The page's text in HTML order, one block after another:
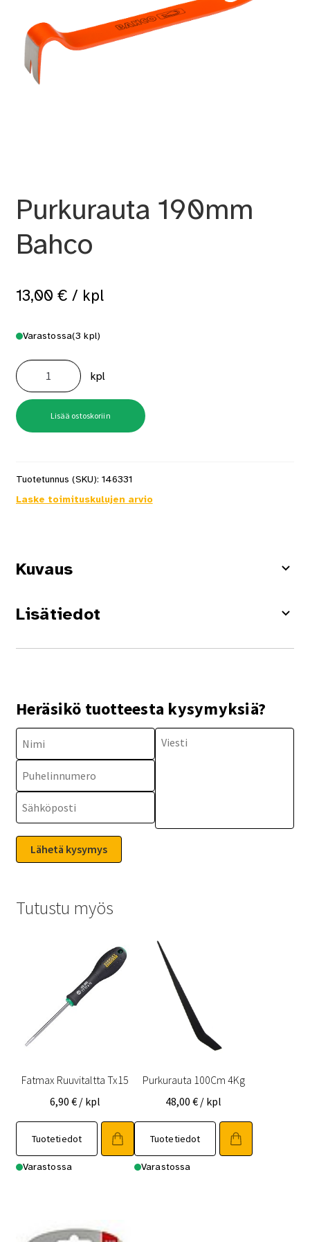
Purkurauta 190mm
Bahco
13,00 € / kpl
Varastossa(3 kpl)
Purkurauta
190mm
Bahco
määrä
kpl
Lisää ostoskoriin
Tuotetunnus (SKU): 146331
Laske toimituskulujen arvio
Kuvaus
Lisätiedot
Heräsikö tuotteesta kysymyksiä?
Tutustu myös
Fatmax Ruuvitaltta Tx15
6,90 € / kpl
Tuotetiedot
Varastossa
Purkurauta 100Cm 4Kg
48,00€ / kpl
Tuotetiedot
Varastossa